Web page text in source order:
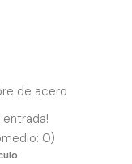
de acero
entrada!
0)